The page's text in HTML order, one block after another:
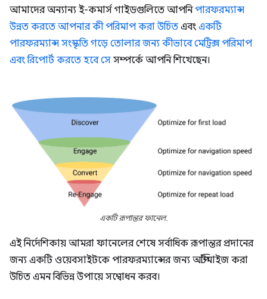
আমাদের অন্যান্য ই-কমার্স গাইডগুলিতে আপনিপারফরম্যান্স
উন্নত করতে আপনার কী পরিমাপ করা উচিত এবং একটি
পারফরম্যান্স সংস্কৃতি গড়ে তোলার জন্য কীভাবে মেট্রিক্স পরিমাপ
এবং রিপোর্ট করতে হবে সে সম্পর্কে আপনি শিখেছেন।
একটি রূপান্তর ফানেল.
এই নির্দেশিকায় আমরা ফানেলের শেষে সর্বাধিক রূপান্তর প্রদানের
জন্য একটি ওয়েবসাইটকে পারফরম্যান্সের জন্য অপ্টিমাইজ করা
উচিত এমন বিভিন্ন উপায়ে সম্বোধন করব।